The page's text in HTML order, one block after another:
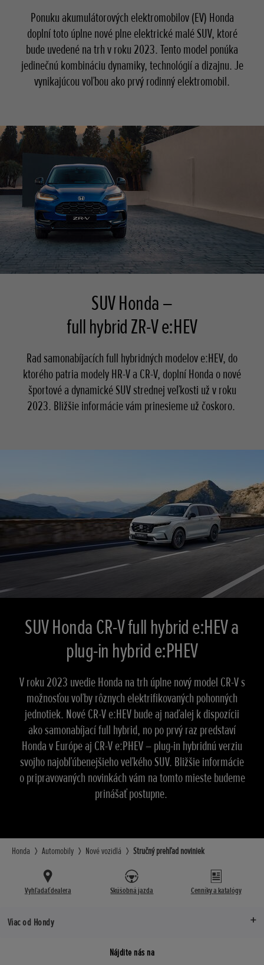
Ponuku akumulátorových elektromobilov (EV) Honda
doplní toto úplne nové plne elektrické malé SUV, ktoré
bude uvedené na trh v roku 2023. Tento model ponúka
jedinečnú kombináciu dynamiky, technológií a dizajnu. Je
vynikajúcou voľbou ako prvý rodinný elektromobil.
SUV Honda –
full hybrid ZR-V e:HEV
Rad samonabíjacích full hybridných modelov e:HEV, do
ktorého patria modely HR-V a CR-V, doplní Honda o nové
športové a dynamické SUV strednej veľkosti už v roku
2023. Bližšie informácie vám prinesieme už čoskoro.
SUV Honda CR-V full hybrid e:HEV a
plug-in hybrid e:PHEV
V roku 2023 uvedie Honda na trh úplne nový model CR-V s
možnosťou voľby rôznych elektrifikovaných pohonných
jednotiek. Nové CR-V e:HEV bude aj naďalej k dispozícii
ako samonabíjací full hybrid, no po prvý raz predstaví
Honda v Európe aj CR-V e:PHEV – plug-in hybridnú verziu
svojho najobľúbenejšieho veľkého SUV. Bližšie informácie
o pripravovaných novinkách vám na tomto mieste budeme
prinášať postupne.
Honda Automobily Nové vozidlá Stručný prehľad noviniek
Vyhľadať dealera Skúšobná jazda Cenníky a katalógy
Viac od Hondy
Nájdite nás na